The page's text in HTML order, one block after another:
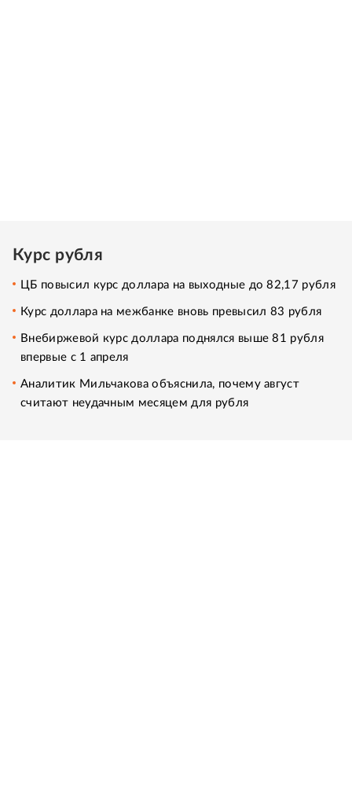
Курс рубля
ЦБ повысил курс доллара на выходные до 82,17 рубля
Курс доллара на межбанке вновь превысил 83 рубля
Внебиржевой курс доллара поднялся выше 81 рубля
впервые с 1 апреля
Аналитик Мильчакова объяснила, почему август
считают неудачным месяцем для рубля